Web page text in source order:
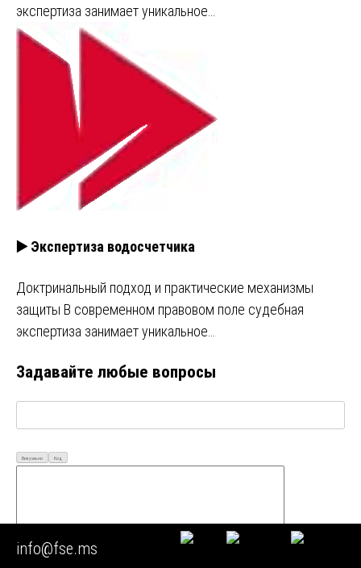
экспертиза занимает уникальное…
▶️ Экспертиза водосчетчика
Доктринальный подход и практические механизмы
защиты В современном правовом поле судебная
экспертиза занимает уникальное…
Задавайте любые вопросы
Визуально Код
info@fse.ms